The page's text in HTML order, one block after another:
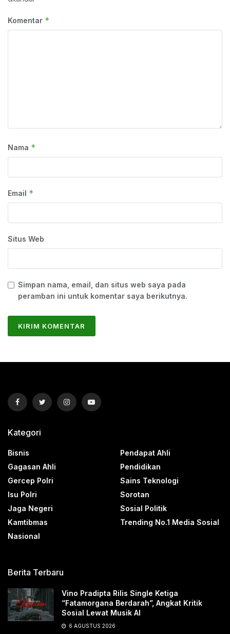
Komentar *
Nama *
Email *
Situs Web
Simpan nama, email, dan situs web saya pada
peramban ini untuk komentar saya berikutnya.
Kategori
Bisnis
Gagasan Ahli
Gercep Polri
Isu Polri
Jaga Negeri
Kamtibmas
Nasional
Pendapat Ahli
Pendidikan
Sains Teknologi
Sorotan
Sosial Politik
Trending No.1 Media Sosial
Berita Terbaru
Vino Pradipta Rilis Single Ketiga
“Fatamorgana Berdarah”, Angkat Kritik
Sosial Lewat Musik AI
6 AGUSTUS 2026